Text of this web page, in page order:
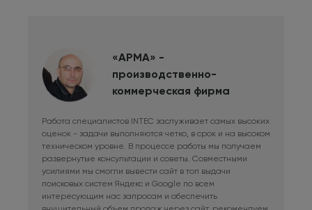
«АРМА» -
производственно-
коммерческая фирма
Работа специалистов INTEC заслуживает самых высоких
оценок - задачи выполняются четко, в срок и на высоком
техническом уровне. В процессе работы мы получаем
развернутые консультации и советы. Совместными
усилиями мы смогли вывести сайт в топ выдачи
поисковых систем Яндекс и Google по всем
интересующим нас запросам и обеспечить